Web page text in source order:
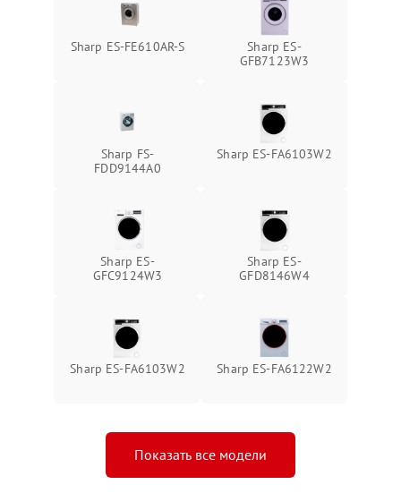
Sharp ES-FE610AR-S
Sharp ES-
GFB7123W3
Sharp FS-
FDD9144A0
Sharp ES-FA6103W2
Sharp ES-
GFC9124W3
Sharp ES-
GFD8146W4
Sharp ES-FA6103W2 Sharp ES-FA6122W2
Показать все модели